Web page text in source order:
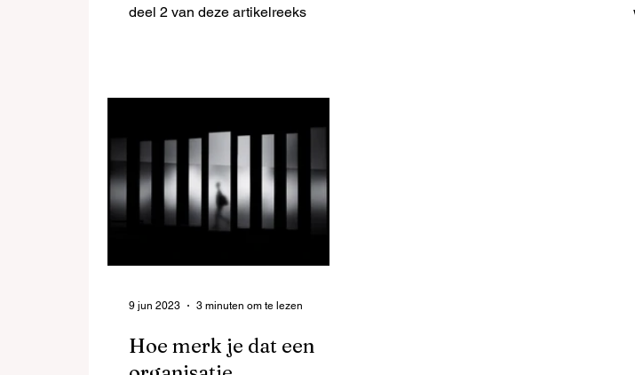
deel 2 van deze artikelreeks
Hoe merk je dat een
9 jun 2023 3 minuten om te lezen